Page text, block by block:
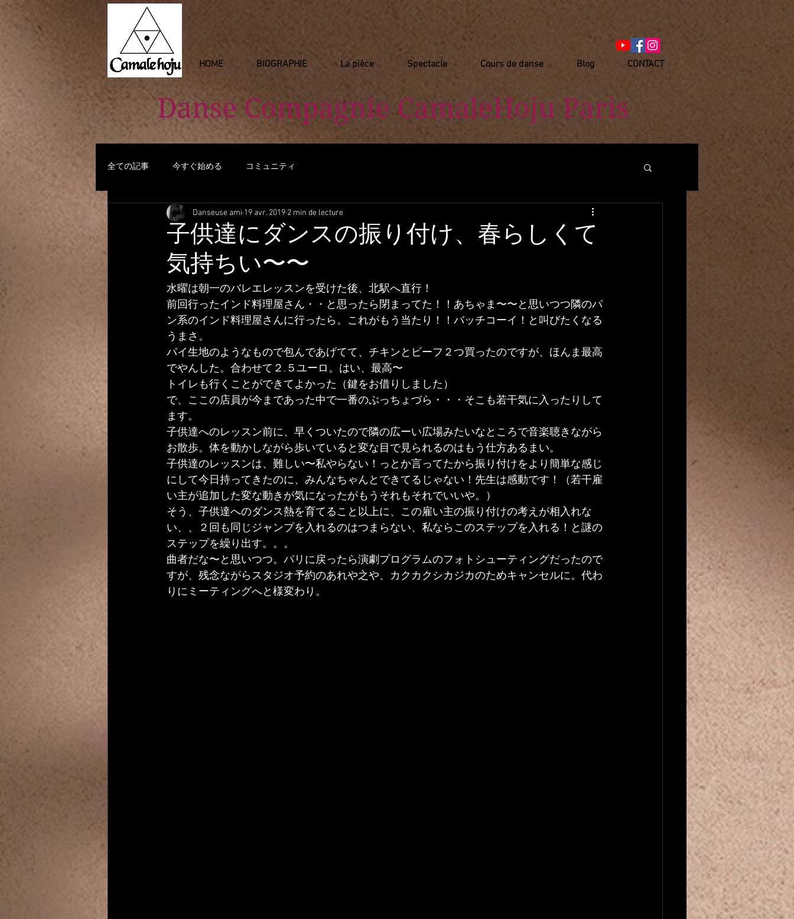
HOME BIOGRAPHIE La pièce Spectacle Cours de danse Blog CONTACT
Danse Compagnie ​ CamaleHoju Paris
全ての記事 今すぐ始める コミュニティ
子供達にダンスの振り付け、春らしくて
気持ちい〜〜
Danseuse ami 19 avr. 2019 2 min de lecture
水曜は朝一のバレエレッスンを受けた後、北駅へ直行！
前回行ったインド料理屋さん・・と思ったら閉まってた！！あちゃま〜〜と思いつつ隣のパ
ン系のインド料理屋さんに行ったら。これがもう当たり！！バッチコーイ！と叫びたくなる
うまさ。
パイ生地のようなもので包んであげてて、チキンとビーフ２つ買ったのですが、ほんま最高
でやんした。合わせて２.５ユーロ。はい、最高〜
トイレも行くことができてよかった（鍵をお借りしました）
で、ここの店員が今まであった中で一番のぶっちょづら・・・そこも若干気に入ったりして
ます。
子供達へのレッスン前に、早くついたので隣の広ーい広場みたいなところで音楽聴きながら
お散歩。体を動かしながら歩いていると変な目で見られるのはもう仕方あるまい。
子供達のレッスンは、難しい〜私やらない！っとか言ってたから振り付けをより簡単な感じ
にして今日持ってきたのに、みんなちゃんとできてるじゃない！先生は感動です！（若干雇
い主が追加した変な動きが気になったがもうそれもそれでいいや。）
そう、子供達へのダンス熱を育てること以上に、この雇い主の振り付けの考えが相入れな
い、、２回も同じジャンプを入れるのはつまらない、私ならこのステップを入れる！と謎の
ステップを繰り出す。。。
曲者だな〜と思いつつ。パリに戻ったら演劇プログラムのフォトシューティングだったので
すが、残念ながらスタジオ予約のあれや之や、カクカクシカジカのためキャンセルに。代わ
りにミーティングへと様変わり。